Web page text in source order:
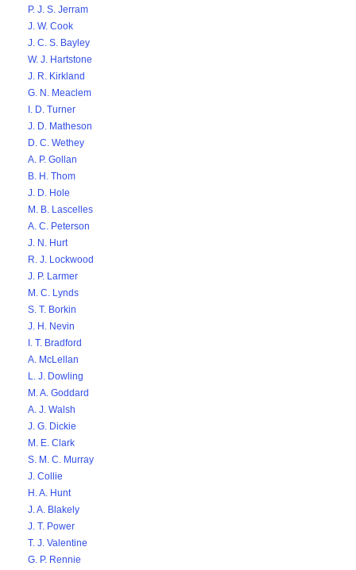
P. J. S. Jerram
J. W. Cook
J. C. S. Bayley
W. J. Hartstone
J. R. Kirkland
G. N. Meaclem
I. D. Turner
J. D. Matheson
D. C. Wethey
A. P. Gollan
B. H. Thom
J. D. Hole
M. B. Lascelles
A. C. Peterson
J. N. Hurt
R. J. Lockwood
J. P. Larmer
M. C. Lynds
S. T. Borkin
J. H. Nevin
I. T. Bradford
A. McLellan
L. J. Dowling
M. A. Goddard
A. J. Walsh
J. G. Dickie
M. E. Clark
S. M. C. Murray
J. Collie
H. A. Hunt
J. A. Blakely
J. T. Power
T. J. Valentine
G. P. Rennie